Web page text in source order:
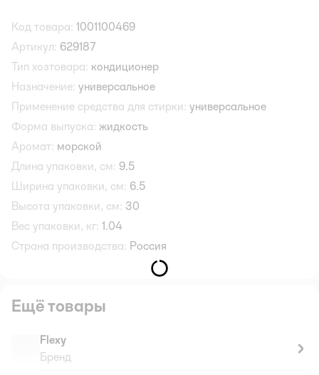
Код товара: 1001100469
Артикул: 629187
Тип хозтовара: кондиционер
Назначение: универсальное
Применение средства для стирки: универсальное
Форма выпуска: жидкость
Аромат: морской
Длина упаковки, см: 9.5
Ширина упаковки, см: 6.5
Высота упаковки, см: 30
Вес упаковки, кг: 1.04
Страна производства: Россия
Ещё товары
Flexy
Бренд